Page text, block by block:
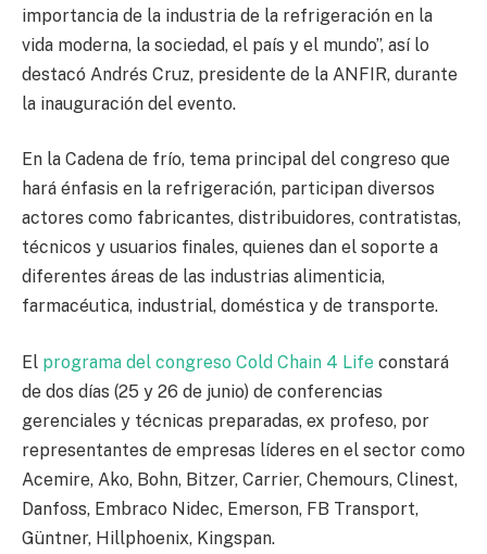
importancia de la industria de la refrigeración en la
vida moderna, la sociedad, el país y el mundo”, así lo
destacó Andrés Cruz, presidente de la ANFIR, durante
la inauguración del evento.
En la Cadena de frío, tema principal del congreso que
hará énfasis en la refrigeración, participan diversos
actores como fabricantes, distribuidores, contratistas,
técnicos y usuarios finales, quienes dan el soporte a
diferentes áreas de las industrias alimenticia,
farmacéutica, industrial, doméstica y de transporte.
El programa del congreso Cold Chain 4 Life constará
de dos días (25 y 26 de junio) de conferencias
gerenciales y técnicas preparadas, ex profeso, por
representantes de empresas líderes en el sector como
Acemire, Ako, Bohn, Bitzer, Carrier, Chemours, Clinest,
Danfoss, Embraco Nidec, Emerson, FB Transport,
Güntner, Hillphoenix, Kingspan.